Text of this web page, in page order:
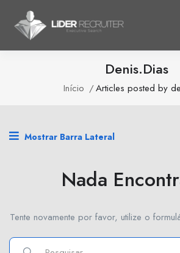
Denis.dias
Início Articles posted by
Mostrar Barra Lateral
Nada
Tente novamente por favor, utilize o